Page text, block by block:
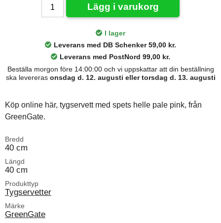
Lägg i varukorg
I lager
Leverans med DB Schenker 59,00 kr.
Leverans med PostNord 99,00 kr.
Beställa morgon före 14:00:00 och vi uppskattar att din beställning
ska levereras onsdag d. 12. augusti eller torsdag d. 13. augusti
Köp online här, tygservett med spets helle pale pink, från
GreenGate.
Bredd
40 cm
Längd
40 cm
Produkttyp
Tygservetter
Märke
GreenGate